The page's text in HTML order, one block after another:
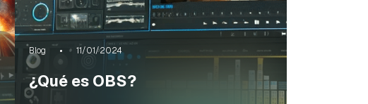
Blog 11/01/2024
¿Qué es OBS?